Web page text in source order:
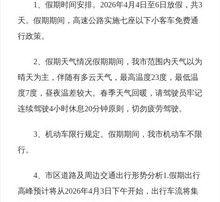
1、假期时间安排。2026年4月4日至6日放假，共3
天。假期期间，高速公路实施七座以下小客车免费通
行政策。
2、假期天气情况假期期间，我市范围内天气以为
晴天为主，伴随有多云天气，最高温度23度，最低温
度7度，昼夜温差较大。春季天气回暖，请驾驶员牢记
连续驾驶4小时休息20分钟原则，切勿疲劳驾驶。
3、机动车限行规定。假期期间，我市机动车不限
行。
4、市区道路及周边交通出行形势分析1.假期出行
高峰预计将从2026年4月3日下午开始，出行车流将集